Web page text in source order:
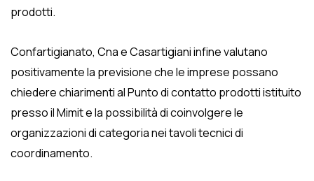
prodotti.
Confartigianato, Cna e Casartigiani infine valutano
positivamente la previsione che le imprese possano
chiedere chiarimenti al Punto di contatto prodotti istituito
presso il Mimit e la possibilità di coinvolgere le
organizzazioni di categoria nei tavoli tecnici di
coordinamento.